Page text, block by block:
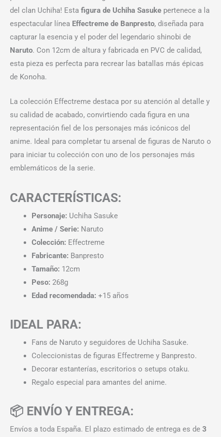
del clan Uchiha! Esta figura de Uchiha Sasuke pertenece a la
espectacular línea Effectreme de Banpresto, diseñada para
capturar la esencia y el poder del legendario shinobi de
Naruto. Con 12cm de altura y fabricada en PVC de calidad,
esta pieza es perfecta para recrear las batallas más épicas
de Konoha.
La colección Effectreme destaca por su atención al detalle y
su calidad de acabado, convirtiendo cada figura en una
representación fiel de los personajes más icónicos del
anime. Ideal para completar tu arsenal de figuras de Naruto o
para iniciar tu colección con uno de los personajes más
emblemáticos de la serie.
CARACTERÍSTICAS:
Personaje: Uchiha Sasuke
Anime / Serie: Naruto
Colección: Effectreme
Fabricante: Banpresto
Tamaño: 12cm
Peso: 268g
Edad recomendada: +15 años
IDEAL PARA:
Fans de Naruto y seguidores de Uchiha Sasuke.
Coleccionistas de figuras Effectreme y Banpresto.
Decorar estanterías, escritorios o setups otaku.
Regalo especial para amantes del anime.
📦 ENVÍO Y ENTREGA:
Envíos a toda España. El plazo estimado de entrega es de 3